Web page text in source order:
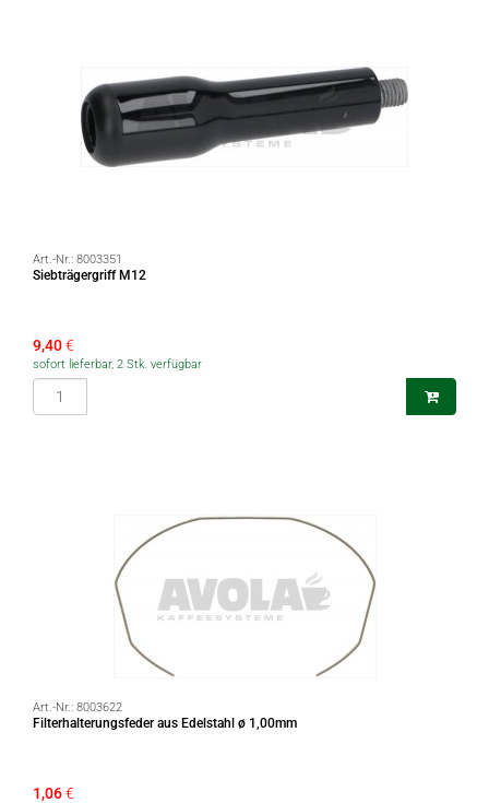
Art.-Nr.: 8003351
Siebträgergriff M12
9,40€
sofort lieferbar, 2 Stk. verfügbar
Art.-Nr.: 8003622
Filterhalterungsfeder aus Edelstahl ø 1,00mm
1,06€